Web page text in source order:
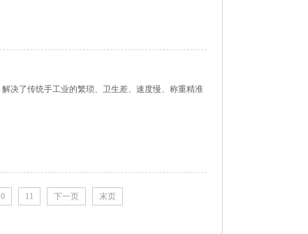
决了传统手工业的繁琐、卫生差、速度慢、称重精准
11 下一页 末页